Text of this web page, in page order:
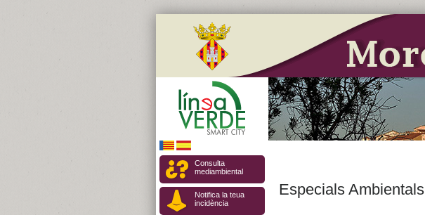
Consulta
mediambiental
Notifica la teua
incidència
Especials Ambientals